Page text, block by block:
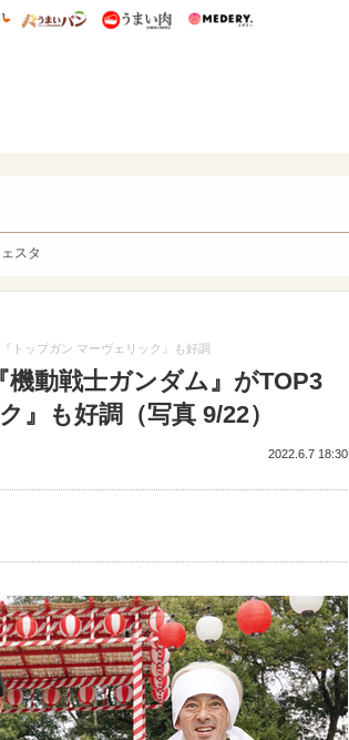
ニー特集
うまいめし うまいパン うまい肉
スタ
トップガン マーヴェリック』も好調
機動戦士ガンダム』がTOP3
』も好調（写真 9/22）
2022.6.7 18:30